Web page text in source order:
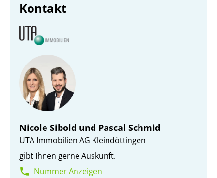
www.vivaare-doettingen.ch
Kontakt
Nicole Sibold und Pascal Schmid
UTA Immobilien AG Kleindöttingen
gibt Ihnen gerne Auskunft.
Nummer Anzeigen